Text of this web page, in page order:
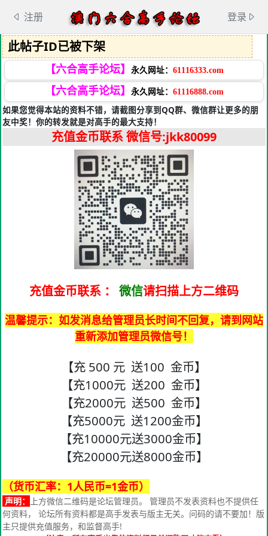
注册 登录
此帖子ID已被下架
【六合高手论坛】 永久网址： 61116333.com
【六合高手论坛】 永久网址： 61116888.com
如果您觉得本站的资料不错，请截图分享到QQ群、微信群让更多的朋
友中奖！你的转发就是对高手的最大支持！
充值金币联系微信号:jkk80099
充值金币联系 ： 微信请扫描上方二维码
温馨提示：如发消息给管理员长时间不回复，请到网站
重新添加管理员微信号！
【充 500 元 送100 金币】
【充1000元 送200 金币】
【充2000元 送500 金币】
【充5000元 送1200金币】
【充10000元送3000金币】
【充20000元送8000金币】
（货币汇率：1人民币=1金币）
声明：
上方微信二维码是论坛管理员。 管理员不发表资料也不提供任
何资料， 论坛所有资料都是高手发表与版主无关。问码的请不要加！版
主只提供充值服务，和监督高手!